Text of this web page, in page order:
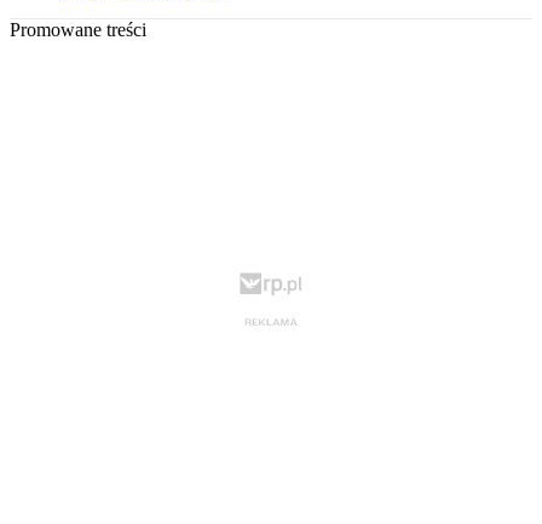
Promowane treści